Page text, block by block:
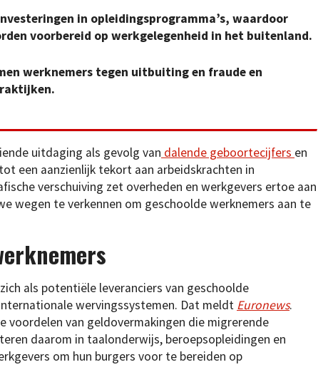
in opleidingsprogramma’s, waardoor
voorbereid op werkgelegenheid in het buitenland.
werknemers tegen uitbuiting en fraude en
uitdaging als gevolg van dalende geboortecijfers en
een aanzienlijk tekort aan arbeidskrachten in
verschuiving zet overheden en werkgevers ertoe aan
wegen te verkennen om geschoolde werknemers aan te
als potentiële leveranciers van geschoolde
wervingssystemen. Dat meldt Euronews.
voordelen van geldovermakingen die migrerende
daarom in taalonderwijs, beroepsopleidingen en
om hun burgers voor te bereiden op